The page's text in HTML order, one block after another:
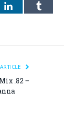
LinkedInTumblr
.82 –